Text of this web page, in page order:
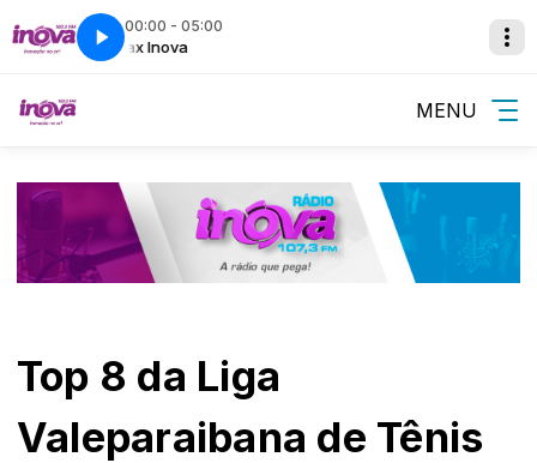
00:00 - 05:00
Relax Inova
MENU
Top 8 da Liga
Valeparaibana de Tênis